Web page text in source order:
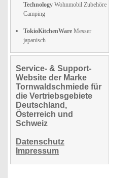
Technology Wohnmobil Zubehöre
Camping
TokioKitchenWare Messer
japanisch
Service- & Support-
Website der Marke
Tornwaldschmiede für
die Vertriebsgebiete
Deutschland,
Österreich und
Schweiz
Datenschutz
Impressum